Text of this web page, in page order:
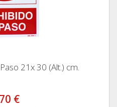
21x 30 (Alt.) cm.
€